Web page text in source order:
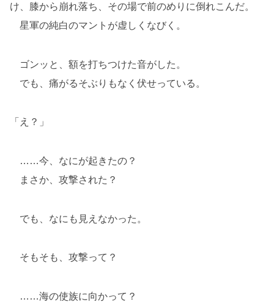
け、膝から崩れ落ち、その場で前のめりに倒れこんだ。
星軍の純白のマントが虚しくなびく。
ゴンッと、額を打ちつけた音がした。
でも、痛がるそぶりもなく伏せっている。
「え？」
……今、なにが起きたの？
まさか、攻撃された？
でも、なにも見えなかった。
そもそも、攻撃って？
……海の使族に向かって？